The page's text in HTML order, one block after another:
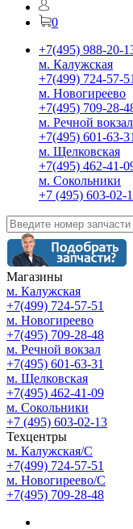
0
+7(495) 988-20-
м. Калужская
+7(499) 724-57-51
м. Новогиреево
+7(495) 709-28-
м. Речной вокзал
+7(495) 601-63-31
м. Щелковская
+7(495) 462-41-
м. Сокольники
+7 (495) 603-02-
Магазины
м. Калужская
+7(499) 724-57-51
м. Новогиреево
+7(495) 709-28-48
м. Речной вокзал
+7(495) 601-63-31
м. Щелковская
+7(495) 462-41-09
м. Сокольники
+7 (495) 603-02-13
Техцентры
м. Калужская/С
+7(499) 724-57-51
м. Новогиреево/С
+7(495) 709-28-48